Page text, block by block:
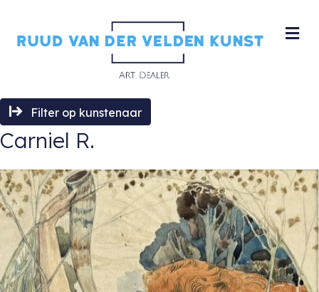
Filter op kunstenaar
Carniel R.